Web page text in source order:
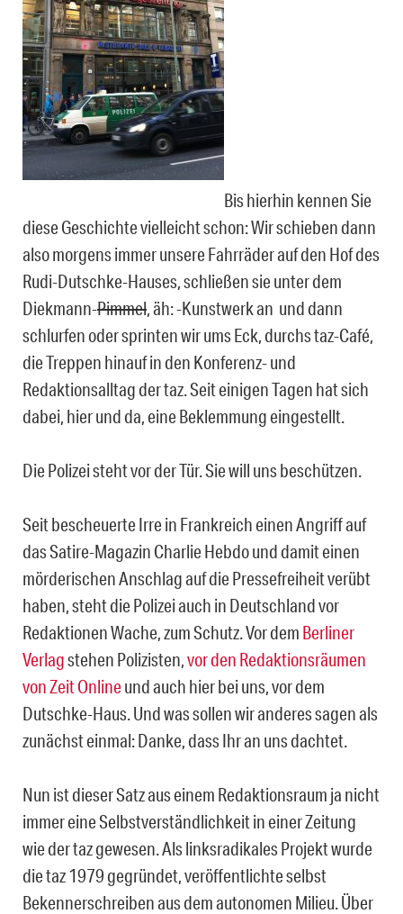
Bis hierhin kennen Sie
diese Geschichte vielleicht schon: Wir schieben dann
also morgens immer unsere Fahrräder auf den Hof des
Rudi-Dutschke-Hauses, schließen sie unter dem
Diekmann-Pimmel, äh: -Kunstwerk an und dann
schlurfen oder sprinten wir ums Eck, durchs taz-Café,
die Treppen hinauf in den Konferenz- und
Redaktionsalltag der taz. Seit einigen Tagen hat sich
dabei, hier und da, eine Beklemmung eingestellt.
Die Polizei steht vor der Tür. Sie will uns beschützen.
Seit bescheuerte Irre in Frankreich einen Angriff auf
das Satire-Magazin Charlie Hebdo und damit einen
mörderischen Anschlag auf die Pressefreiheit verübt
haben, steht die Polizei auch in Deutschland vor
Redaktionen Wache, zum Schutz. Vor dem Berliner
Verlagstehen Polizisten,vor den Redaktionsräumen
von Zeit Onlineund auch hier bei uns, vor dem
Dutschke-Haus. Und was sollen wir anderes sagen als
zunächst einmal: Danke, dass Ihr an uns dachtet.
Nun ist dieser Satz aus einem Redaktionsraum ja nicht
immer eine Selbstverständlichkeit in einer Zeitung
wie der taz gewesen. Als linksradikales Projekt wurde
die taz 1979 gegründet, veröffentlichte selbst
Bekennerschreiben aus dem autonomen Milieu. Über